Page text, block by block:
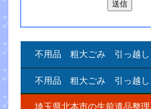
不用品 粗大ごみ 引っ越
不用品 粗大ごみ 引っ越
埼玉県北本市の生前遺品整